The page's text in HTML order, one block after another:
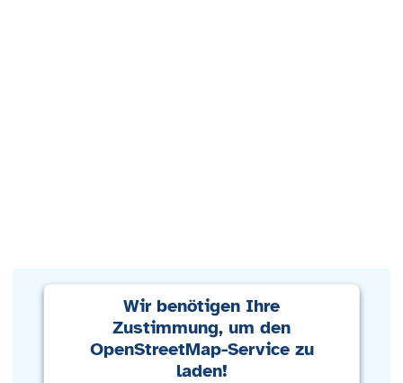
Wir benötigen Ihre
Zustimmung, um den
OpenStreetMap-Service zu
laden!